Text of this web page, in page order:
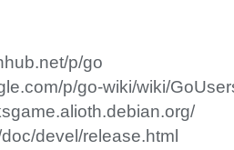
p/go
p/go-wiki/wiki/
devel/release.html